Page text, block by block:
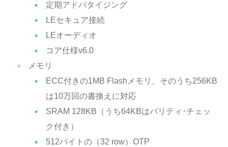
定期アドバタイジング
LEセキュア接続
LEオーディオ
コア仕様v6.0
メモリ
ECC付きの1MB Flashメモリ、そのうち256KB
は10万回の書換えに対応
SRAM 128KB（うち64KBはパリティ･チェッ
ク付き）
512バイトの（32 row）OTP